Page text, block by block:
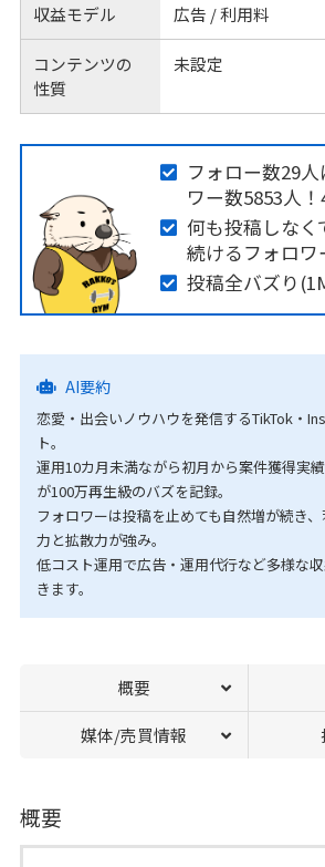
収益モデル 広告 / 利用料
コンテンツの
性質
未設定
フォロー数29
ワー数5853人！
何も投稿しなく
続けるフォロワ
投稿全バズり
AI要約
恋愛・出会いノウハウを発信するTikTok・
ト。
運用10カ月未満ながら初月から案件獲得実
が100万再生級のバズを記録。
フォロワーは投稿を止めても自然増が続き
力と拡散力が強み。
低コスト運用で広告・運用代行など多様な
きます。
概要
媒体/売買情報
概要